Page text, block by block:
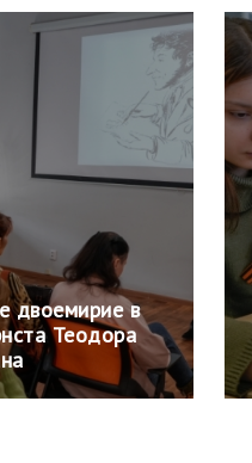
двоемирие в
Теодора